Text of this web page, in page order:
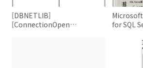
[DBNETLIB]
[ConnectionOpen
for SQL
된 SQL
지 않았습